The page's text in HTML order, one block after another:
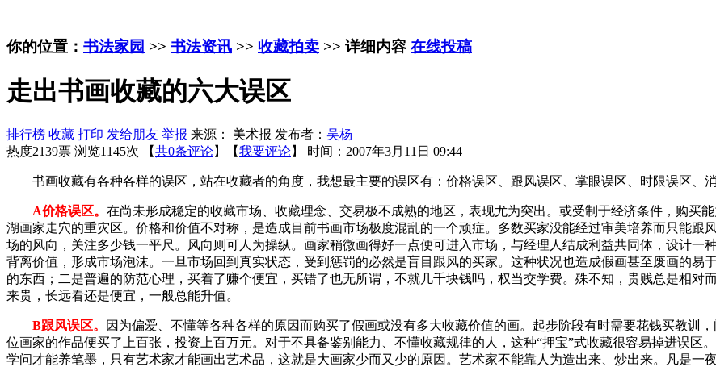
你的位置： 书法家园 >> 书法资讯 >> 收藏拍卖 >> 详细内容 在线投稿
走出书画收藏的六大误区
排行榜 收藏 打印 发给朋友 举报 来源： 美术报 发布者： 吴杨
热度2139票 浏览1145次 【共0条评论】【我要评论】 时间：2007年3月11日 09:44
书画收藏有各种各样的误区，站在收藏者的角度，我想最主要的误区有：价格误区、跟风误区、掌眼误区、时限误区、消
A价格误区。 在尚未形成稳定的收藏市场、收藏理念、交易极不成熟的地区，表现尤为突出。或受制于经济条件，购买
湖画家走穴的重灾区。价格和价值不对称，是造成目前书画市场极度混乱的一个顽症。多数买家没能经过审美培养而只能跟
场的风向，关注多少钱一平尺。风向则可人为操纵。画家稍微画得好一点便可进入市场，与经理人结成利益共同体，设计一
背离价值，形成市场泡沫。一旦市场回到真实状态，受到惩罚的必然是盲目跟风的买家。这种状况也造成假画甚至废画的易
的东西；二是普遍的防范心理，买着了赚个便宜，买错了也无所谓，不就几千块钱吗，权当交学费。殊不知，贵贱总是相对
来贵，长远看还是便宜，一般总能升值。
B跟风误区。
因为偏爱、不懂等各种各样的原因而购买了假画或没有多大收藏价值的画。起步阶段有时需要花钱买教训
位画家的作品便买了上百张，投资上百万元。对于不具备鉴别能力、不懂收藏规律的人，这种“押宝”式收藏很容易掉进误区
学问才能养笔墨，只有艺术家才能画出艺术品，这就是大画家少而又少的原因。艺术家不能靠人为造出来、炒出来。凡是